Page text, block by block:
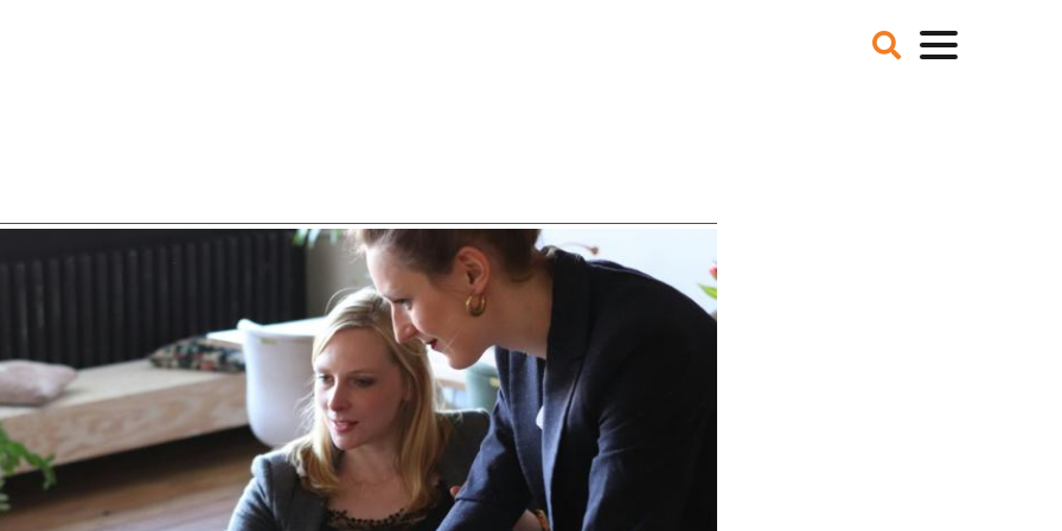
OVER ROOD
DOORBRAAKMETHODE
COLLECTIEF SCHULDREGELEN
DE VOORZIENINGENWIJZER
NEDERLANDSE SCHULDHULPROUTE (NSR)
ONZE PARTNERS
VACATURES
IN DE MEDIA
OVER NCFG